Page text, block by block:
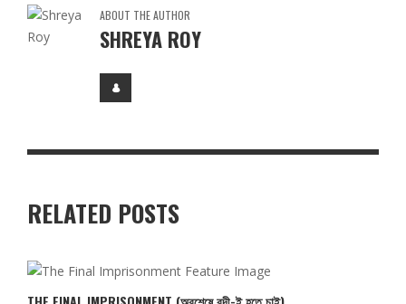
ABOUT THE AUTHOR
SHREYA ROY
RELATED POSTS